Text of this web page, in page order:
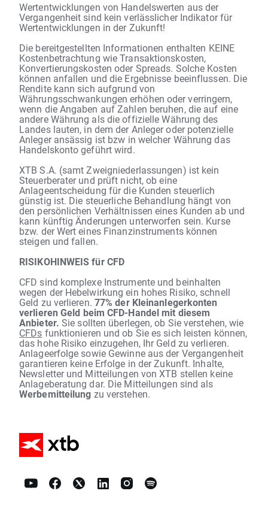
Wertentwicklungen von Handelswerten aus der
Vergangenheit sind kein verlässlicher Indikator für
Wertentwicklungen in der Zukunft!
Die bereitgestellten Informationen enthalten KEINE
Kostenbetrachtung wie Transaktionskosten,
Konvertierungskosten oder Spreads. Solche Kosten
können anfallen und die Ergebnisse beeinflussen. Die
Rendite kann sich aufgrund von
Währungsschwankungen erhöhen oder verringern,
wenn die Angaben auf Zahlen beruhen, die auf eine
andere Währung als die offizielle Währung des
Landes lauten, in dem der Anleger oder potenzielle
Anleger ansässig ist bzw in welcher Währung das
Handelskonto geführt wird.
XTB S.A. (samt Zweigniederlassungen) ist kein
Steuerberater und prüft nicht, ob eine
Anlageentscheidung für die Kunden steuerlich
günstig ist. Die steuerliche Behandlung hängt von
den persönlichen Verhältnissen eines Kunden ab und
kann künftig Änderungen unterworfen sein. Kurse
bzw. der Wert eines Finanzinstruments können
steigen und fallen.
RISIKOHINWEIS für CFD
CFD sind komplexe Instrumente und beinhalten
wegen der Hebelwirkung ein hohes Risiko, schnell
Geld zu verlieren. 77% der Kleinanlegerkonten
verlieren Geld beim CFD-Handel mit diesem
Anbieter. Sie sollten überlegen, ob Sie verstehen, wie
CFDs funktionieren und ob Sie es sich leisten können,
das hohe Risiko einzugehen, Ihr Geld zu verlieren.
Anlageerfolge sowie Gewinne aus der Vergangenheit
garantieren keine Erfolge in der Zukunft. Inhalte,
Newsletter und Mitteilungen von XTB stellen keine
Anlageberatung dar. Die Mitteilungen sind als
Werbemitteilung zu verstehen.